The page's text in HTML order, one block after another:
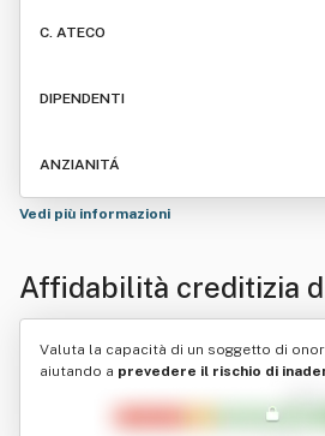
C. ATECO
DIPENDENTI
ANZIANITÁ
Vedi più informazioni
Affidabilità creditizia
Valuta la capacità di un soggetto di
aiutando a prevedere il rischio di